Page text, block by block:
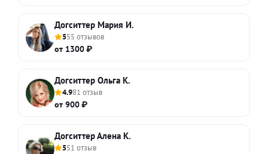
Догситтер Мария И.
555 отзывов
от 1300 ₽
Догситтер Ольга К.
4.981 отзыв
от 900 ₽
Догситтер Алена К.
551 отзыв